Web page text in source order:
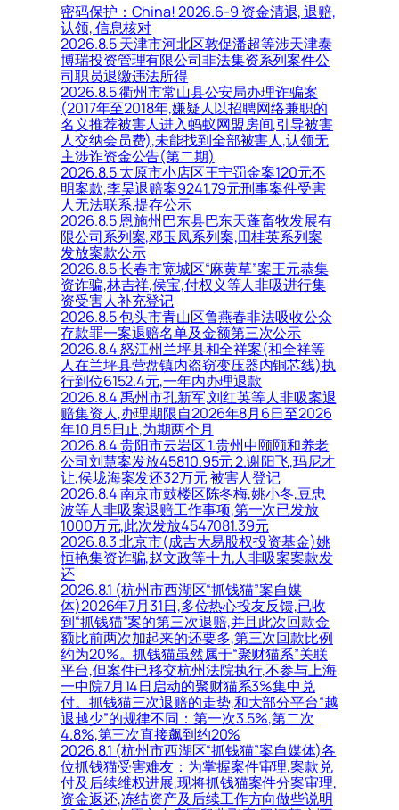
密码保护：China! 2026.6-9 资金清退, 退赔,
认领, 信息核对
2026.8.5 天津市河北区敦促潘超等涉天津泰
博瑞投资管理有限公司非法集资系列案件公
司职员退缴违法所得
2026.8.5 衢州市常山县公安局办理诈骗案
(2017年至2018年,嫌疑人以招聘网络兼职的
名义推荐被害人进入蚂蚁网盟房间,引导被害
人交纳会员费),未能找到全部被害人,认领无
主涉诈资金公告(第二期)
2026.8.5 太原市小店区王宁罚金案120元不
明案款,李昊退赔案9241.79元刑事案件受害
人无法联系,提存公示
2026.8.5 恩施州巴东县巴东天蓬畜牧发展有
限公司系列案,邓玉凤系列案,田桂英系列案
发放案款公示
2026.8.5 长春市宽城区“麻黄草”案王元恭集
资诈骗,林吉祥,侯宝,付权义等人非吸进行集
资受害人补充登记
2026.8.5 包头市青山区鲁燕春非法吸收公众
存款罪一案退赔名单及金额第三次公示
2026.8.4 怒江州兰坪县和全祥案(和全祥等
人在兰坪县营盘镇内盗窃变压器内铜芯线)执
行到位6152.4元,一年内办理退款
2026.8.4 禹州市孔新军,刘红英等人非吸案退
赔集资人,办理期限自2026年8月6日至2026
年10月5日止,为期两个月
2026.8.4 贵阳市云岩区 1.贵州中颐颐和养老
公司刘慧案发放45810.95元 2.谢阳飞,玛尼才
让,侯垅海案发还32万元 被害人登记
2026.8.4 南京市鼓楼区陈冬梅,姚小冬,豆忠
波等人非吸案退赔工作事项,第一次已发放
1000万元,此次发放4547081.39元
2026.8.3 北京市(成吉大易股权投资基金)姚
恒艳集资诈骗,赵文政等十九人非吸案案款发
还
2026.8.1 (杭州市西湖区“抓钱猫”案自媒
体)2026年7月31日,多位热心投友反馈,已收
到“抓钱猫”案的第三次退赔,并且此次回款金
额比前两次加起来的还要多,第三次回款比例
约为20%。抓钱猫虽然属于“聚财猫系”关联
平台,但案件已移交杭州法院执行,不参与上海
一中院7月14日启动的聚财猫系3%集中兑
付。抓钱猫三次退赔的走势,和大部分平台“越
退越少”的规律不同：第一次3.5%,第二次
4.8%,第三次直接飙到约20%
2026.8.1 (杭州市西湖区“抓钱猫”案自媒体)各
位抓钱猫受害难友：为掌握案件审理,案款兑
付及后续维权进展,现将抓钱猫案件分案审理,
资金返还,冻结资产及后续工作方向做些说明